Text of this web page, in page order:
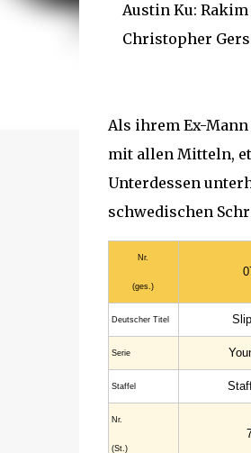
Austin Ku: Rakim
Christopher
Als ihrem Ex-
mit allen Mitteln,
Unterdessen
schwedischen
Nr.
(ges.)
Deutscher Titel
Serie
Staffel
Nr.
(St.)